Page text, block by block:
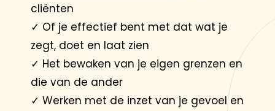
cliënten
✓ Of je effectief bent met dat wat je
zegt, doet en laat zien
✓ Het bewaken van je eigen grenzen en
die van de ander
✓ Werken met de inzet van je gevoel en